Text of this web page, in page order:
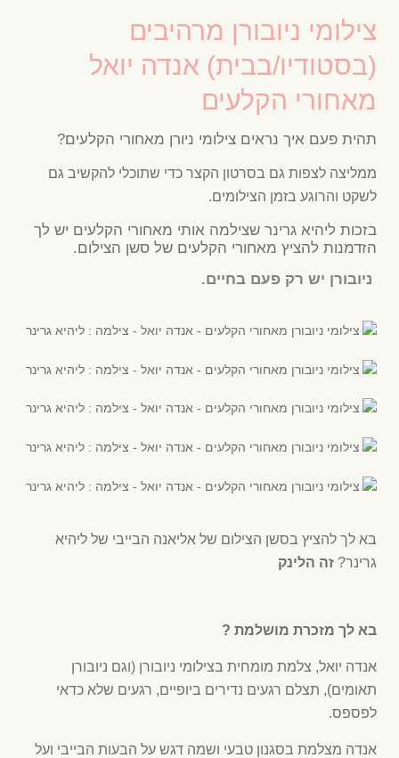
צילומי ניובורן מרהיבים
(בסטודיו/בבית) אנדה יואל
מאחורי הקלעים
תהית פעם איך נראים צילומי ניורן מאחורי הקלעים?
ממליצה לצפות גם בסרטון הקצר כדי שתוכלי להקשיב גם
לשקט והרוגע בזמן הצילומים.
בזכות ליהיא גרינר שצילמה אותי מאחורי הקלעים יש לך
הזדמנות להציץ מאחורי הקלעים של סשן הצילום.
ניובורן יש רק פעם בחיים.
בא לך להציץ בסשן הצילום של אליאנה הבייבי של ליהיא
גרינר? זה הלינק
בא לך מזכרת מושלמת ?
אנדה יואל, צלמת מומחית בצילומי ניובורן (וגם ניובורן
תאומים), תצלם רגעים נדירים ביופיים, רגעים שלא כדאי
לפספס.
אנדה מצלמת בסגנון טבעי ושמה דגש על הבעות הבייבי ועל